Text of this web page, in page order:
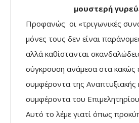
μουστερή
Προφανώς οι «τριγωνικές
μόνες τους δεν είναι
αλλά καθίστανται
σύγκρουση ανάμεσα στα κακώς
συμφέροντα της Αναπτυξιακής
συμφέροντα του
Αυτό το λέμε γιατί όπως